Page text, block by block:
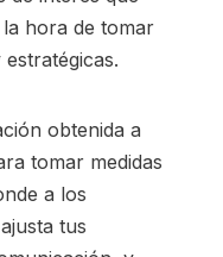
hora de tomar
obtenida a
tomar medidas
a los
tus